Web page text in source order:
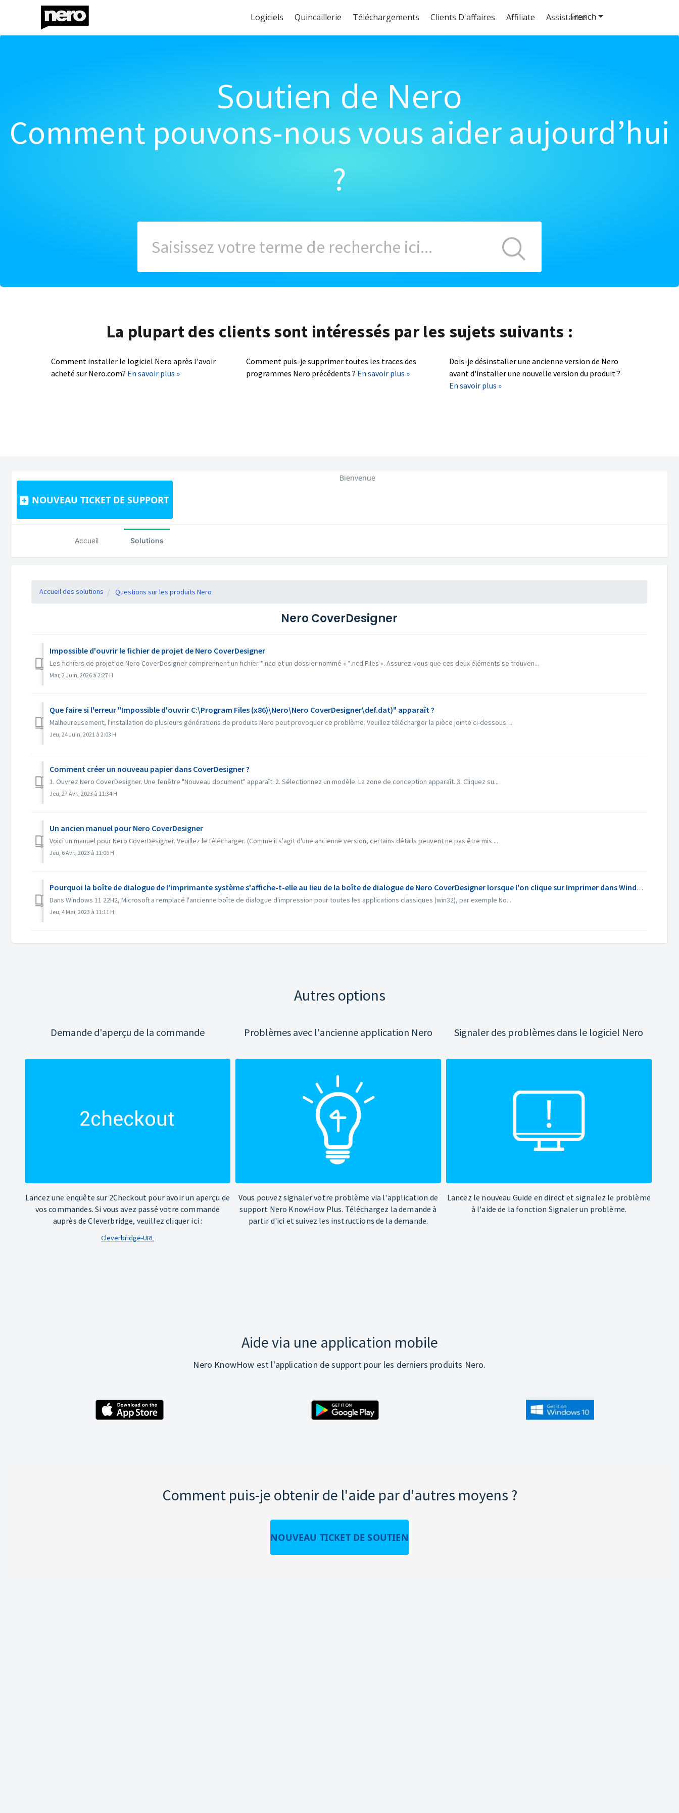
Logiciels Quincaillerie Téléchargements Clients D'affaires Affiliate Assistance
Soutien de Nero
Comment pouvons-nous vous aider aujourd’hui
?
La plupart des clients sont intéressés par les sujets suivants :
Comment installer le logiciel Nero après l'avoir
acheté sur Nero.com? En savoir plus »
Comment puis-je supprimer toutes les traces des
programmes Nero précédents ? En savoir plus »
Dois-je désinstaller une ancienne version de Nero
avant d'installer une nouvelle version du produit ?
En savoir plus »
NOUVEAU TICKET DE SUPPORT
French
Bienvenue
Accueil Solutions
Accueil des solutions Questions sur les produits Nero
Nero CoverDesigner
Impossible d'ouvrir le fichier de projet de Nero CoverDesigner
Les fichiers de projet de Nero CoverDesigner comprennent un fichier *.ncd et un dossier nommé « *.ncd.Files ». Assurez-vous que ces deux éléments se trouven...
Mar, 2 Juin, 2026 à 2:27 H
Que faire si l'erreur "Impossible d'ouvrir C:\Program Files (x86)\Nero\Nero CoverDesigner\def.dat)" apparaît ?
Malheureusement, l'installation de plusieurs générations de produits Nero peut provoquer ce problème. Veuillez télécharger la pièce jointe ci-dessous. ...
Jeu, 24 Juin, 2021 à 2:03 H
Comment créer un nouveau papier dans CoverDesigner ?
1. Ouvrez Nero CoverDesigner. Une fenêtre "Nouveau document" apparaît. 2. Sélectionnez un modèle. La zone de conception apparaît. 3. Cliquez su...
Jeu, 27 Avr., 2023 à 11:34 H
Un ancien manuel pour Nero CoverDesigner
Voici un manuel pour Nero CoverDesigner. Veuillez le télécharger. (Comme il s'agit d'une ancienne version, certains détails peuvent ne pas être mis ...
Jeu, 6 Avr., 2023 à 11:06 H
Pourquoi la boîte de dialogue de l'imprimante système s'affiche-t-elle au lieu de la boîte de dialogue de Nero CoverDesigner lorsque l'on clique sur Imprimer dans Windows 11 22H2 ?
Dans Windows 11 22H2, Microsoft a remplacé l'ancienne boîte de dialogue d'impression pour toutes les applications classiques (win32), par exemple No...
Jeu, 4 Mai, 2023 à 11:11 H
Autres options
Demande d'aperçu de la commande
Lancez une enquête sur 2Checkout pour avoir un aperçu de
vos commandes. Si vous avez passé votre commande
auprès de Cleverbridge, veuillez cliquer ici :
Cleverbridge-URL
Problèmes avec l'ancienne application Nero
Vous pouvez signaler votre problème via l'application de
support Nero KnowHow Plus. Téléchargez la demande à
partir d'ici et suivez les instructions de la demande.
Signaler des problèmes dans le logiciel Nero
Lancez le nouveau Guide en direct et signalez le problème
à l'aide de la fonction Signaler un problème.
Aide via une application mobile
Nero KnowHow est l'application de support pour les derniers produits Nero.
Comment puis-je obtenir de l'aide par d'autres moyens ?
NOUVEAU TICKET DE SOUTIEN